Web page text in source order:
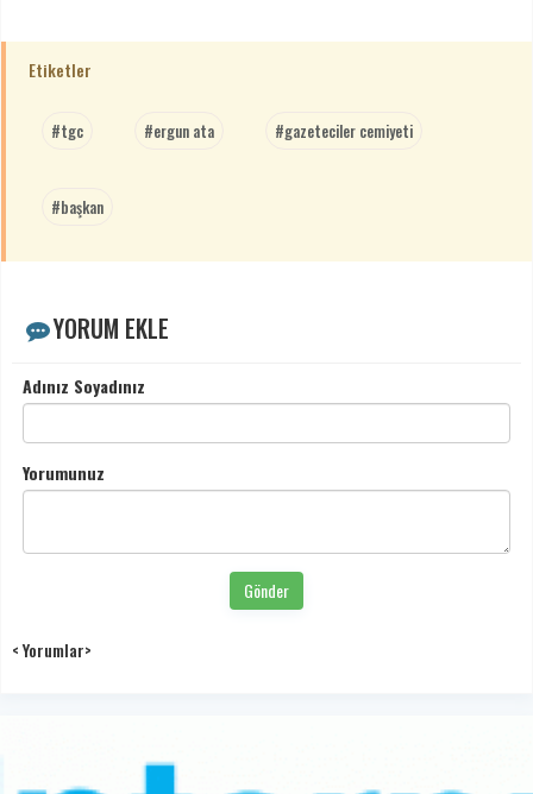
Etiketler
#tgc #ergun ata #gazeteciler cemiyeti
#başkan
YORUM EKLE
Adınız Soyadınız
Yorumunuz
Gönder
< Yorumlar>